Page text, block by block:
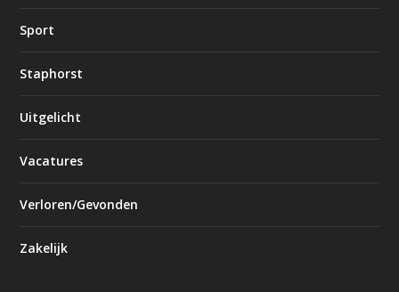
Sport
Staphorst
Uitgelicht
Vacatures
Verloren/Gevonden
Zakelijk